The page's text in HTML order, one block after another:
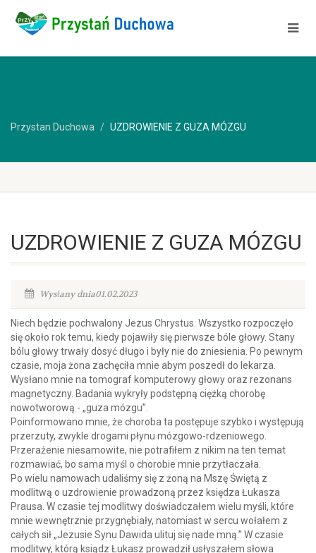
Przystan Duchowa UZDROWIENIE Z GUZA MÓZGU
UZDROWIENIE Z GUZA MÓZGU
Wysłany dnia01.02.2023
Niech będzie pochwalony Jezus Chrystus. Wszystko rozpoczęło
się około rok temu, kiedy pojawiły się pierwsze bóle głowy. Stany
bólu głowy trwały dosyć długo i były nie do zniesienia. Po pewnym
czasie, moja żona zachęciła mnie abym poszedł do lekarza.
Wysłano mnie na tomograf komputerowy głowy oraz rezonans
magnetyczny. Badania wykryły podstępną ciężką chorobę
nowotworową - „guza mózgu”.
Poinformowano mnie, że choroba ta postępuje szybko i występują
przerzuty, zwykle drogami płynu mózgowo-rdzeniowego.
Przerażenie niesamowite, nie potrafiłem z nikim na ten temat
rozmawiać, bo sama myśl o chorobie mnie przytłaczała.
Po wielu namowach udaliśmy się z żoną na Mszę Świętą z
modlitwą o uzdrowienie prowadzoną przez księdza Łukasza
Prausa. W czasie tej modlitwy doświadczałem wielu myśli, które
mnie wewnętrznie przygnębiały, natomiast w sercu wołałem z
całych sił „Jezusie Synu Dawida ulituj się nade mną.” W czasie
modlitwy, którą ksiądz Łukasz prowadził usłyszałem słowa